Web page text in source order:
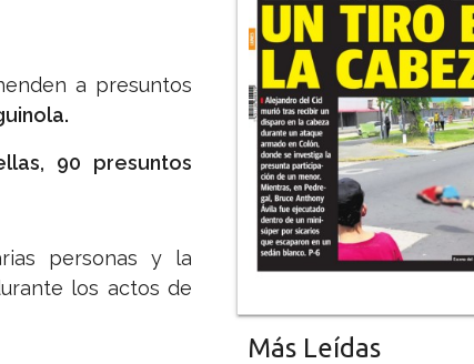
a presuntos
90 presuntos
personas y la
los actos de
Más Leídas